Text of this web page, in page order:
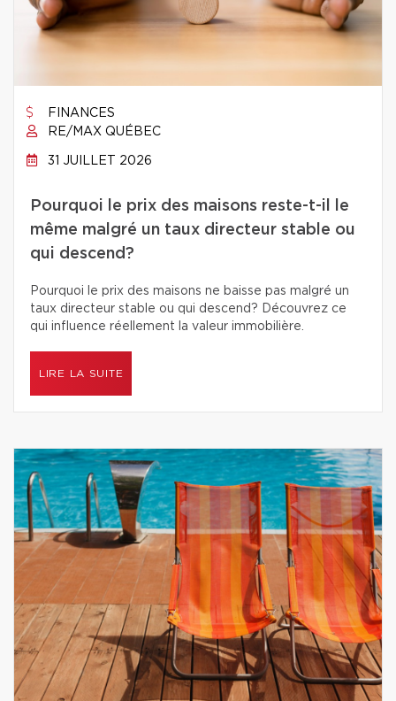
FINANCES
RE/MAX QUÉBEC
31 JUILLET 2026
Pourquoi le prix des maisons reste-t-il le
même malgré un taux directeur stable ou
qui descend?
Pourquoi le prix des maisons ne baisse pas malgré un
taux directeur stable ou qui descend? Découvrez ce
qui influence réellement la valeur immobilière.
LIRE LA SUITE